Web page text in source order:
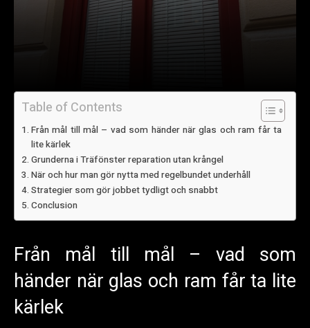
Table of Contents
Från mål till mål – vad som händer när glas och ram får ta
lite kärlek
Grunderna i Träfönster reparation utan krångel
När och hur man gör nytta med regelbundet underhåll
Strategier som gör jobbet tydligt och snabbt
Conclusion
Från mål till mål – vad som
händer när glas och ram får ta lite
kärlek